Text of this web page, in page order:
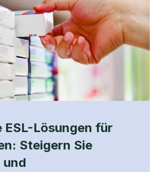
ESL-Lösungen für
Steigern Sie
und